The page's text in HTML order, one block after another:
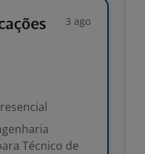
3 ago
Técnico de